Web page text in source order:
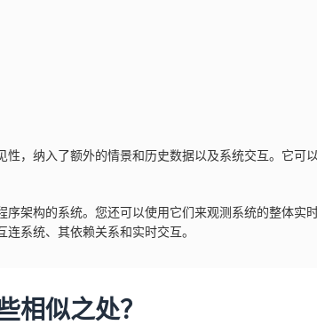
，纳入了额外的情景和历史数据以及系统交互。它可
架构的系统。您还可以使用它们来观测系统的整体实
系统、其依赖关系和实时交互。
相似之处？